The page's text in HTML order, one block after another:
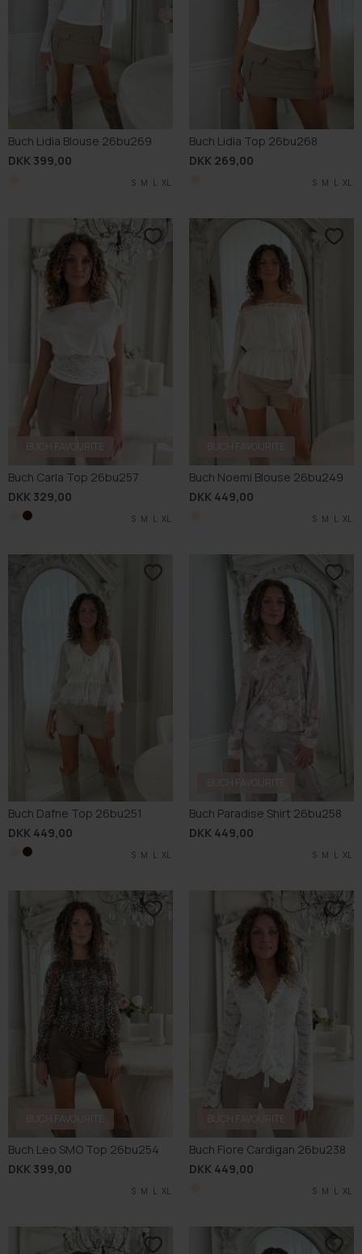
Buch Lidia Blouse 26bu269
DKK 399,00
S M L XL
Buch Lidia Top 26bu268
DKK 269,00
S M L XL
Buch Carla Top 26bu257
DKK 329,00
S M L XL
S M L XL
Buch Noemi Blouse 26bu249
DKK 449,00
S M L XL
Buch Dafne Top 26bu251
DKK 449,00
S M L XL
S M L XL
Buch Paradise Shirt 26bu258
DKK 449,00
S M L XL
BUCH FAVOURITE
Buch Leo SMO Top 26bu254
DKK 399,00
S M L XL
Buch Fiore Cardigan 26bu238
DKK 449,00
S M L XL